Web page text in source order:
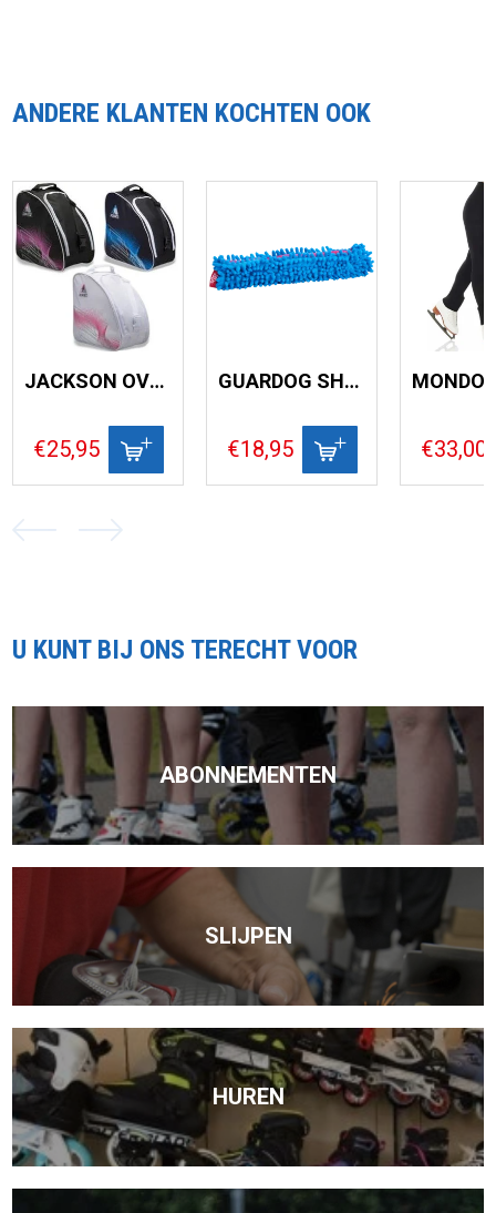
ANDERE KLANTEN KOCHTEN OOK
JACKSON OVERSIZE BAG
€25,95
GUARDOG SHAG
€18,95 €33,00
U KUNT BIJ ONS TERECHT VOOR
ABONNEMENTEN
SLIJPEN
HUREN